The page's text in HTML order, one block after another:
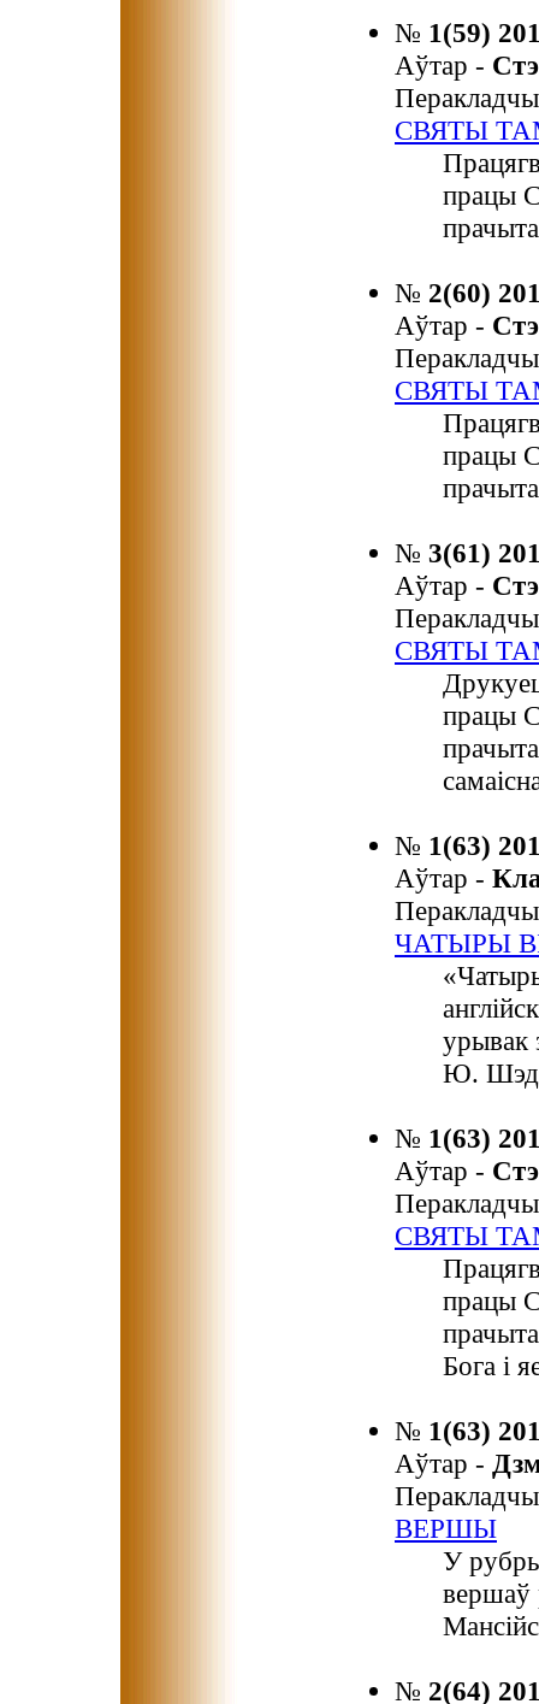
№ 1(59)
Аўтар -
СВЯТЫ
працы
№ 2(60)
Аўтар -
СВЯТЫ
працы
№ 3(61)
Аўтар -
СВЯТЫ
працы
№ 1(63)
Аўтар -
ЧАТЫРЫ
урывак
Ю.
№ 1(63)
Аўтар -
СВЯТЫ
працы
Бога і
№ 1(63)
Аўтар -
ВЕРШЫ
У
вершаў
№ 2(64)